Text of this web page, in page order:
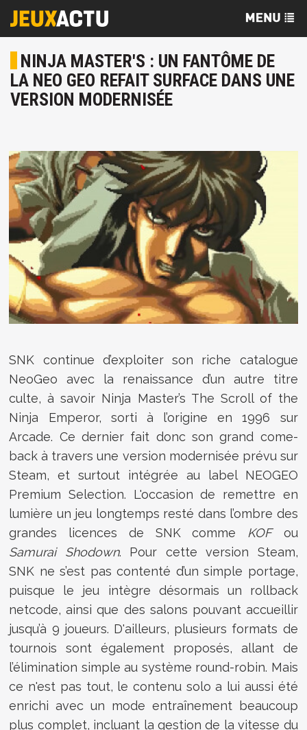
NINJA MASTER'S : UN FANTÔME DE
LA NEO GEO REFAIT SURFACE DANS UNE
VERSION MODERNISÉE
SNK continue d’exploiter son riche catalogue
NeoGeo avec la renaissance d’un autre titre
culte, à savoir Ninja Master’s The Scroll of the
Ninja Emperor, sorti à l’origine en 1996 sur
Arcade. Ce dernier fait donc son grand come-
back à travers une version modernisée prévu sur
Steam, et surtout intégrée au label NEOGEO
Premium Selection. L'occasion de remettre en
lumière un jeu longtemps resté dans l’ombre des
grandes licences de SNK comme
KOF ou
Samurai Shodown. Pour cette version Steam,
SNK ne s’est pas contenté d’un simple portage,
puisque le jeu intègre désormais un rollback
netcode, ainsi que des salons pouvant accueillir
jusqu’à 9 joueurs. D'ailleurs, plusieurs formats de
tournois sont également proposés, allant de
l’élimination simple au système round-robin. Mais
ce n'est pas tout, le contenu solo a lui aussi été
enrichi avec un mode entraînement beaucoup
plus complet, incluant la gestion de la vitesse du